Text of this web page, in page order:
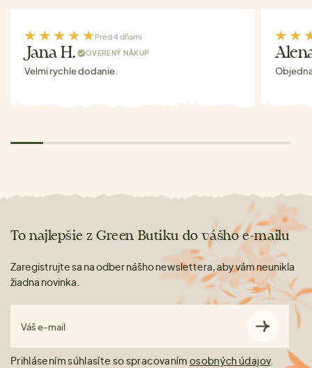
Pred 4 dňami
Jana H. OVERENÝ NÁKUP
Velmi rychle dodanie.
To najlepšie z Green Butiku do vášho e-mailu
Zaregistrujte sa na odber nášho newslettera, aby vám neunikla
žiadna novinka.
Váš e-mail
Prihlásením súhlasíte so spracovaním osobných údajov.